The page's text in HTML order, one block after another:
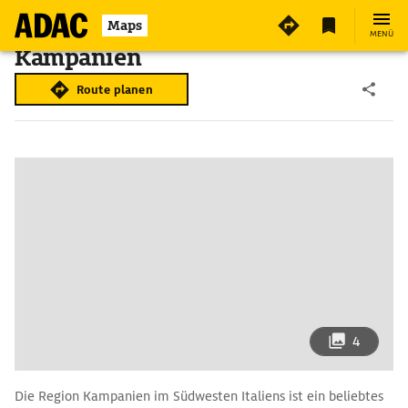
Maps MENÜ
Kampanien
Route planen
4
Die Region Kampanien im Südwesten Italiens ist ein beliebtes